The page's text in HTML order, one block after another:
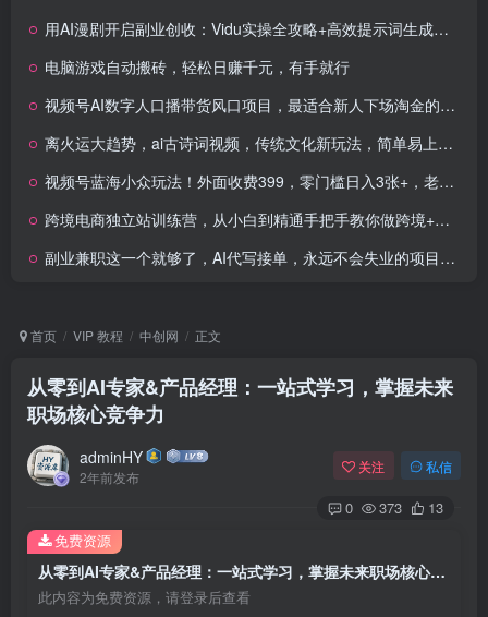
用AI漫剧开启副业创收：Vidu实操全攻略+高效提示词生成器（附案例），普通人也可以轻松上手
电脑游戏自动搬砖，轻松日赚千元，有手就行
视频号AI数字人口播带货风口项目，最适合新人下场淘金的视频号红利玩法
离火运大趋势，ai古诗词视频，传统文化新玩法，简单易上手小白日入3张
视频号蓝海小众玩法！外面收费399，零门槛日入3张+，老少皆宜
跨境电商独立站训练营，从小白到精通手把手教你做跨境+独立站建站实战
副业兼职这一个就够了，AI代写接单，永远不会失业的项目，多劳多得，日入8张+
首页 VIP 教程 中创网 正文
从零到AI专家&产品经理：一站式学习，掌握未来
职场核心竞争力
adminHY
2年前发布
关注 私信
0 373 13
从零到AI专家&产品经理：一站式学习，掌握未来职场核心竞争力
此内容为免费资源，请登录后查看
免费资源